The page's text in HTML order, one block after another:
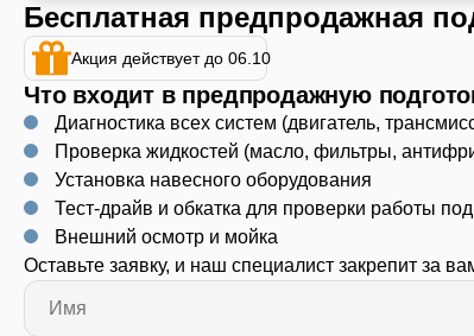
Бесплатная предпродажная
Акция действует до 06.10
Что входит в предпродажную
Диагностика всех систем (двигатель,
Проверка жидкостей (масло, фильтры,
Установка навесного оборудования
Тест-драйв и обкатка для проверки работы под
Внешний осмотр и мойка
Оставьте заявку, и наш специалист закрепит за